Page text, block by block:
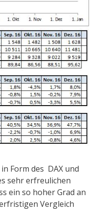
Form des DAX und
sehr erfreulichen
ein so hoher Grad an
Vergleich